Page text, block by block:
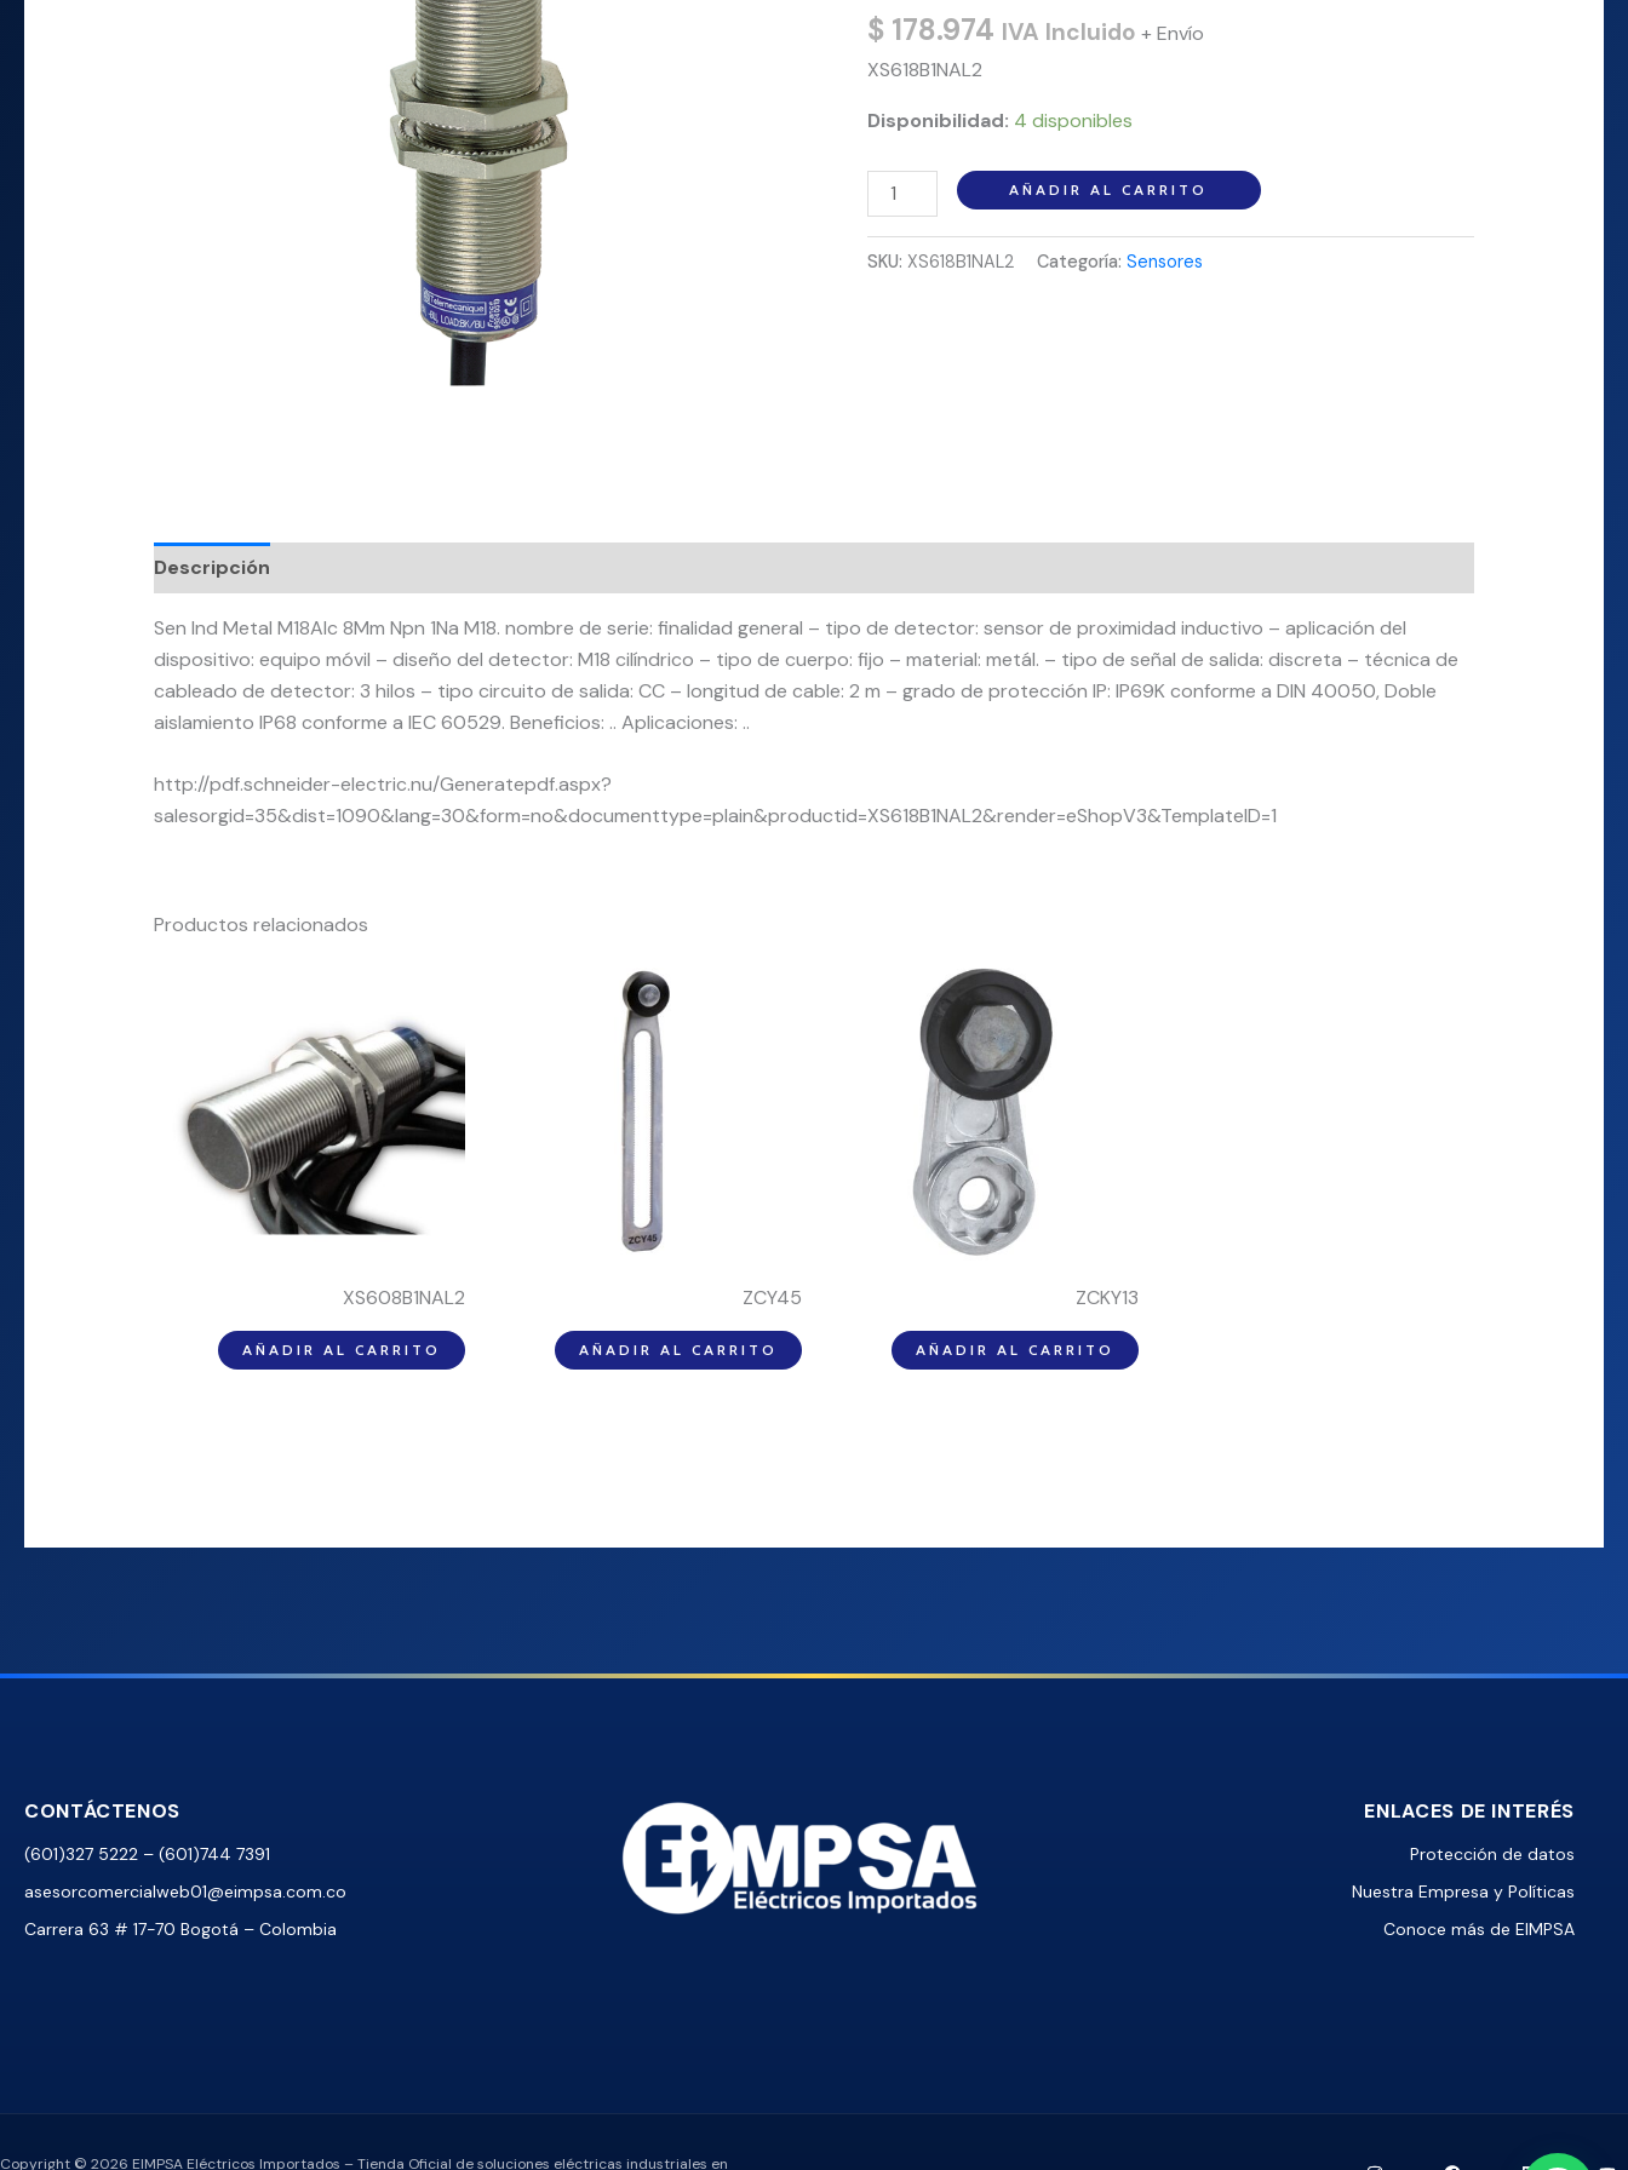
$ 178.974 IVA Incluido + Envío
XS618B1NAL2
Disponibilidad: 4 disponibles
cantidad
AÑADIR AL CARRITO
SKU: XS618B1NAL2 Categoría: Sensores
Descripción
Sen Ind Metal M18Alc 8Mm Npn 1Na M18. nombre de serie: finalidad general – tipo de detector: sensor de proximidad inductivo – aplicación del
dispositivo: equipo móvil – diseño del detector: M18 cilíndrico – tipo de cuerpo: fijo – material: metál. – tipo de señal de salida: discreta – técnica de
cableado de detector: 3 hilos – tipo circuito de salida: CC – longitud de cable: 2 m – grado de protección IP: IP69K conforme a DIN 40050, Doble
aislamiento IP68 conforme a IEC 60529. Beneficios: .. Aplicaciones: ..
http://pdf.schneider-electric.nu/Generatepdf.aspx?
salesorgid=35&dist=1090&lang=30&form=no&documenttype=plain&productid=XS618B1NAL2&render=eShopV3&TemplateID=1
Productos relacionados
XS608B1NAL2
AÑADIR AL CARRITO
ZCY45
AÑADIR AL CARRITO
ZCKY13
AÑADIR AL CARRITO
CONTÁCTENOS
(601)327 5222 – (601)744 7391
asesorcomercialweb01@eimpsa.com.co
Carrera 63 # 17-70 Bogotá – Colombia
ENLACES DE INTERÉS
Protección de datos
Nuestra Empresa y Políticas
Conoce más de EIMPSA
Copyright © 2026 EIMPSA Eléctricos Importados – Tienda Oficial de soluciones eléctricas industriales en